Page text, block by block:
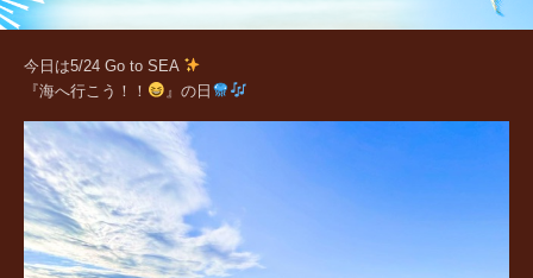
今日は5/24 Go to SEA
『海へ行こう！！
』の日